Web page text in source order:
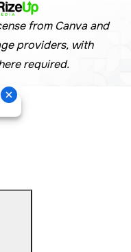
from Canva and
providers, with
required.